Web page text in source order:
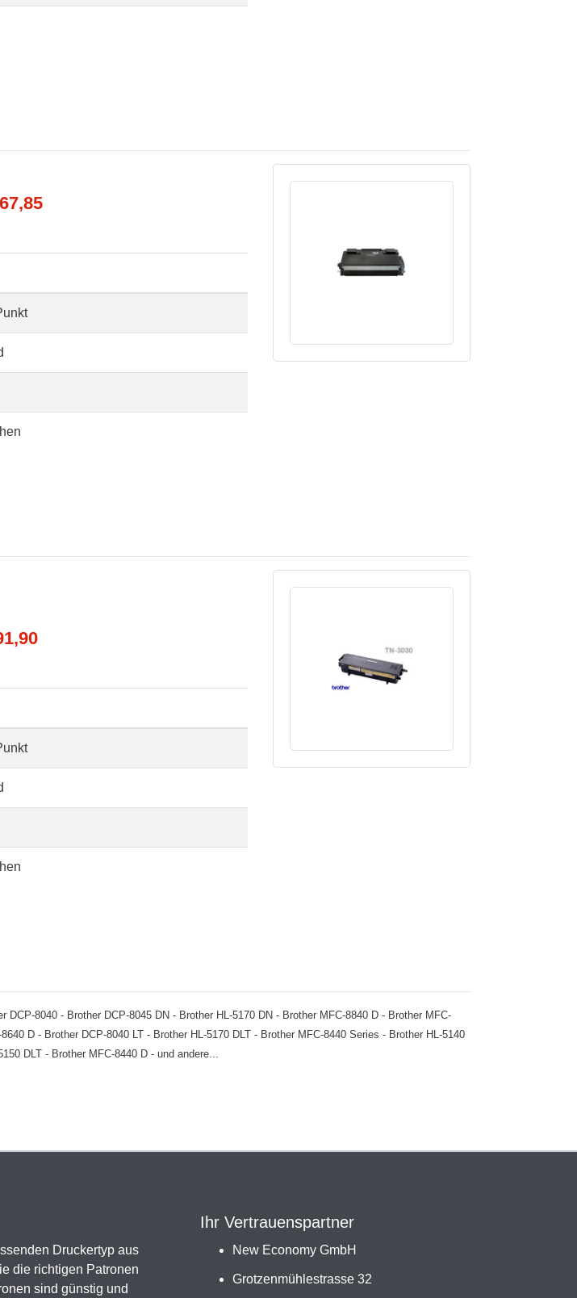
8040 - Brother DCP-8045 DN - Brother HL-5170 DN - Brother MFC-8840 D - Brother MFC-
D - Brother DCP-8040 LT - Brother HL-5170 DLT - Brother MFC-8440 Series - Brother HL-5140
DLT - Brother MFC-8440 D - und andere...
Druckertyp aus
die richtigen Patronen
sind günstig und
Ihr Vertrauenspartner
New Economy GmbH
Grotzenmühlestrasse 32